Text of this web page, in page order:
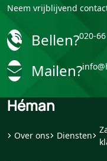
Neem vrijblijvend
Bellen?020-
Mailen?
Héman
Over ons Diensten